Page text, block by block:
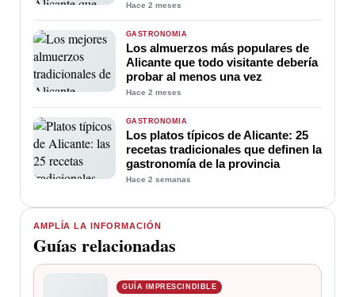
AMPLÍA LA INFORMACIÓN
Guías relacionadas
GUÍA IMPRESCINDIBLE
Hace 2 meses
GASTRONOMÍA
Los almuerzos más populares de
Alicante que todo visitante debería
probar al menos una vez
Hace 2 meses
GASTRONOMÍA
Los platos típicos de Alicante: 25
recetas tradicionales que definen la
gastronomía de la provincia
Hace 2 semanas